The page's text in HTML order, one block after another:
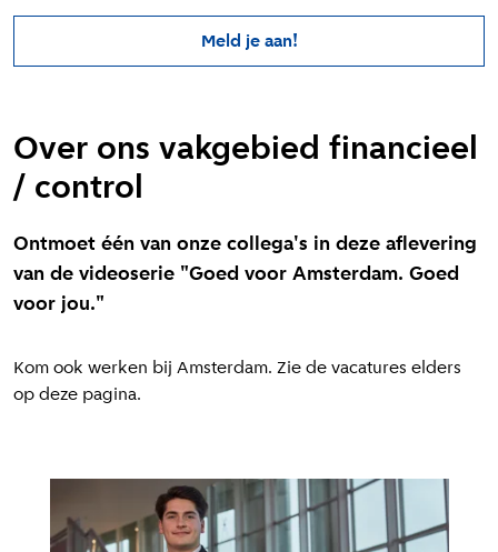
Meld je aan!
Over ons vakgebied financieel
/ control
Ontmoet één van onze collega's in deze aflevering
van de videoserie "Goed voor Amsterdam. Goed
voor jou."
Kom ook werken bij Amsterdam. Zie de vacatures elders
op deze pagina.